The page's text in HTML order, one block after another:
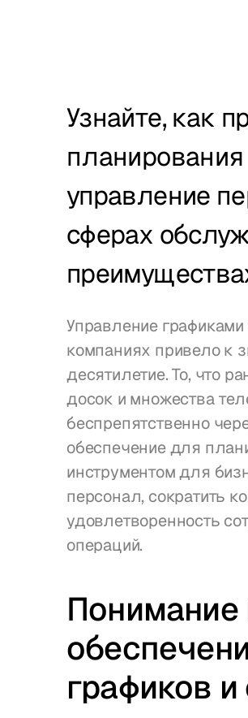
Узнайте, как
планирования
управление
сферах
Управление
компаниях привело к
десятилетие. То, что
досок и множества
беспрепятственно
обеспечение для
инструментом для
персонал, сократить
удовлетворенность
операций.
Понимание
графиков